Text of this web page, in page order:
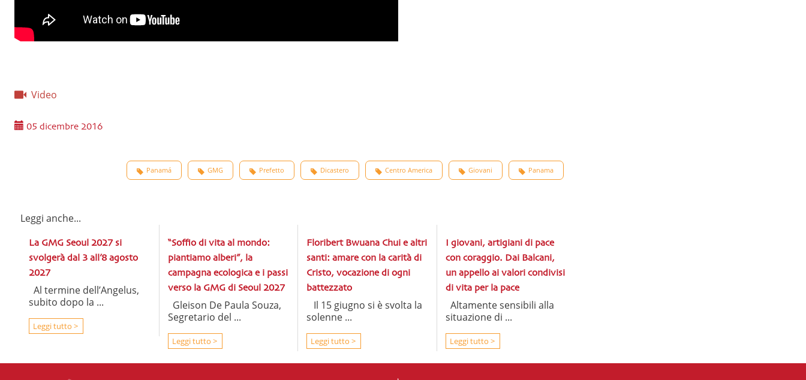
Video
05 dicembre 2016
Panama
Giovani
Centro America
Dicastero
Prefetto
GMG
Panamá
Leggi anche...
La GMG Seoul 2027 si
svolgerà dal 3 all’8 agosto
2027
Al termine dell’Angelus,
subito dopo la ...
Leggi tutto >
“Soffio di vita al mondo:
piantiamo alberi”, la
campagna ecologica e i passi
verso la GMG di Seoul 2027
Gleison De Paula Souza,
Segretario del ...
Leggi tutto >
Floribert Bwuana Chui e altri
santi: amare con la carità di
Cristo, vocazione di ogni
battezzato
Il 15 giugno si è svolta la
solenne ...
Leggi tutto >
I giovani, artigiani di pace
con coraggio. Dai Balcani,
un appello ai valori condivisi
di vita per la pace
Altamente sensibili alla
situazione di ...
Leggi tutto >